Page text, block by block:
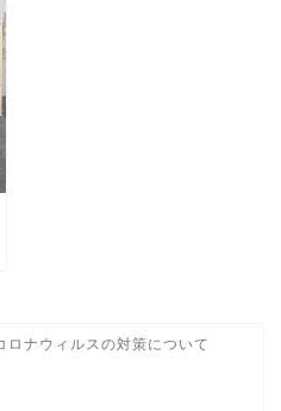
ロナウィルスの対策について